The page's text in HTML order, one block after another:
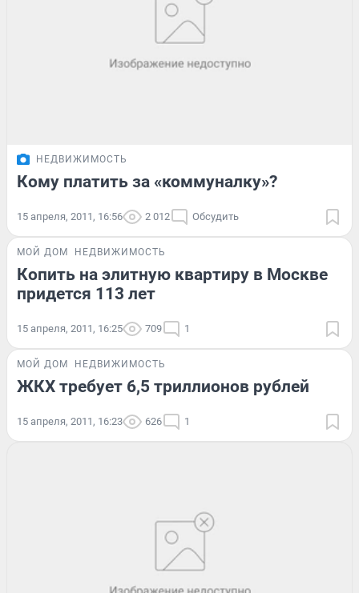
НЕДВИЖИМОСТЬ
Кому платить за «коммуналку»?
15 апреля, 2011, 16:56 2 012 Обсудить
МОЙ ДОМ НЕДВИЖИМОСТЬ
Копить на элитную квартиру в Москве
придется 113 лет
15 апреля, 2011, 16:25 709 1
МОЙ ДОМ НЕДВИЖИМОСТЬ
ЖКХ требует 6,5 триллионов рублей
15 апреля, 2011, 16:23 626 1